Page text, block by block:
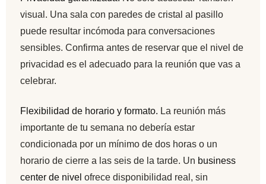
visual. Una sala con paredes de cristal al pasillo
puede resultar incómoda para conversaciones
sensibles. Confirma antes de reservar que el nivel de
privacidad es el adecuado para la reunión que vas a
celebrar.
Flexibilidad de horario y formato. La reunión más
importante de tu semana no debería estar
condicionada por un mínimo de dos horas o un
horario de cierre a las seis de la tarde. Un business
center de nivel ofrece disponibilidad real, sin